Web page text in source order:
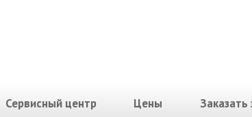
Сервисный центр Цены Заказать